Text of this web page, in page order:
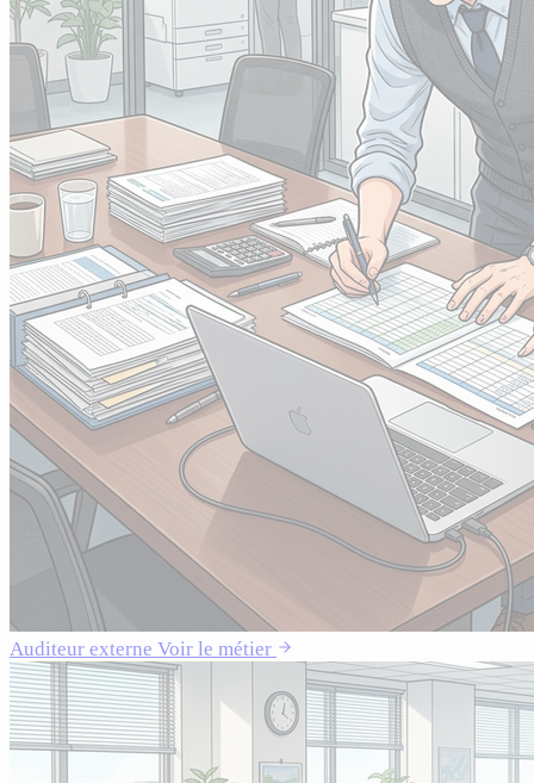
Auditeur externe Voir le métier